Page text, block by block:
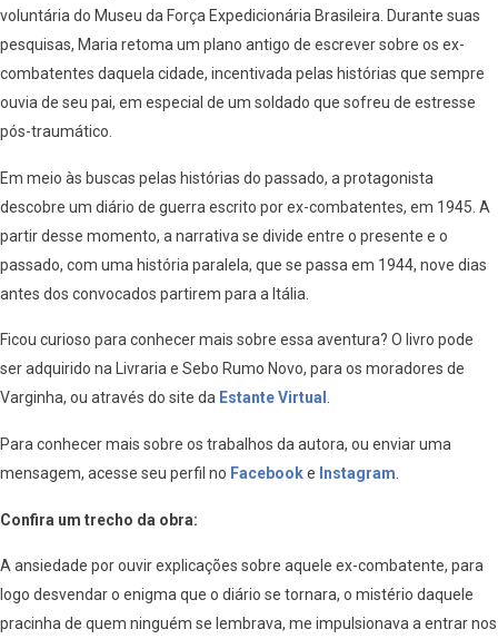
voluntária do Museu da Força Expedicionária Brasileira. Durante suas
pesquisas, Maria retoma um plano antigo de escrever sobre os ex-
combatentes daquela cidade, incentivada pelas histórias que sempre
ouvia de seu pai, em especial de um soldado que sofreu de estresse
pós-traumático.
Em meio às buscas pelas histórias do passado, a protagonista
descobre um diário de guerra escrito por ex-combatentes, em 1945. A
partir desse momento, a narrativa se divide entre o presente e o
passado, com uma história paralela, que se passa em 1944, nove dias
antes dos convocados partirem para a Itália.
Ficou curioso para conhecer mais sobre essa aventura? O livro pode
ser adquirido na Livraria e Sebo Rumo Novo, para os moradores de
Varginha, ou através do site da Estante Virtual .
Para conhecer mais sobre os trabalhos da autora, ou enviar uma
mensagem, acesse seu perfil no Facebooke Instagram
Confira um trecho da obra:
A ansiedade por ouvir explicações sobre aquele ex-combatente, para
logo desvendar o enigma que o diário se tornara, o mistério daquele
pracinha de quem ninguém se lembrava, me impulsionava a entrar nos